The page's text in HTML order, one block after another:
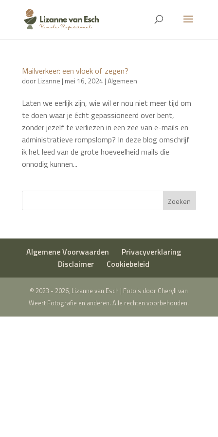
Mailverkeer: een vloek of zegen?
doorLizanne | mei 16, 2024 |Algemeen
Laten we eerlijk zijn, wie wil er nou niet meer tijd om
te doen waar je écht gepassioneerd over bent,
zonder jezelf te verliezen in een zee van e-mails en
administratieve rompslomp? In deze blog omschrijf
ik het leed van de grote hoeveelheid mails die
onnodig kunnen...
Zoeken
Algemene Voorwaarden
Privacyverklaring
Disclaimer
Cookiebeleid
© 2023 - 2026, Lizanne van Esch | Foto's door Cheryll van
Weert Fotografie en anderen. Alle rechten voorbehouden.